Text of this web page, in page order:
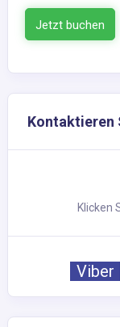
Jetzt buchen
Kontaktieren
Klicken
Viber